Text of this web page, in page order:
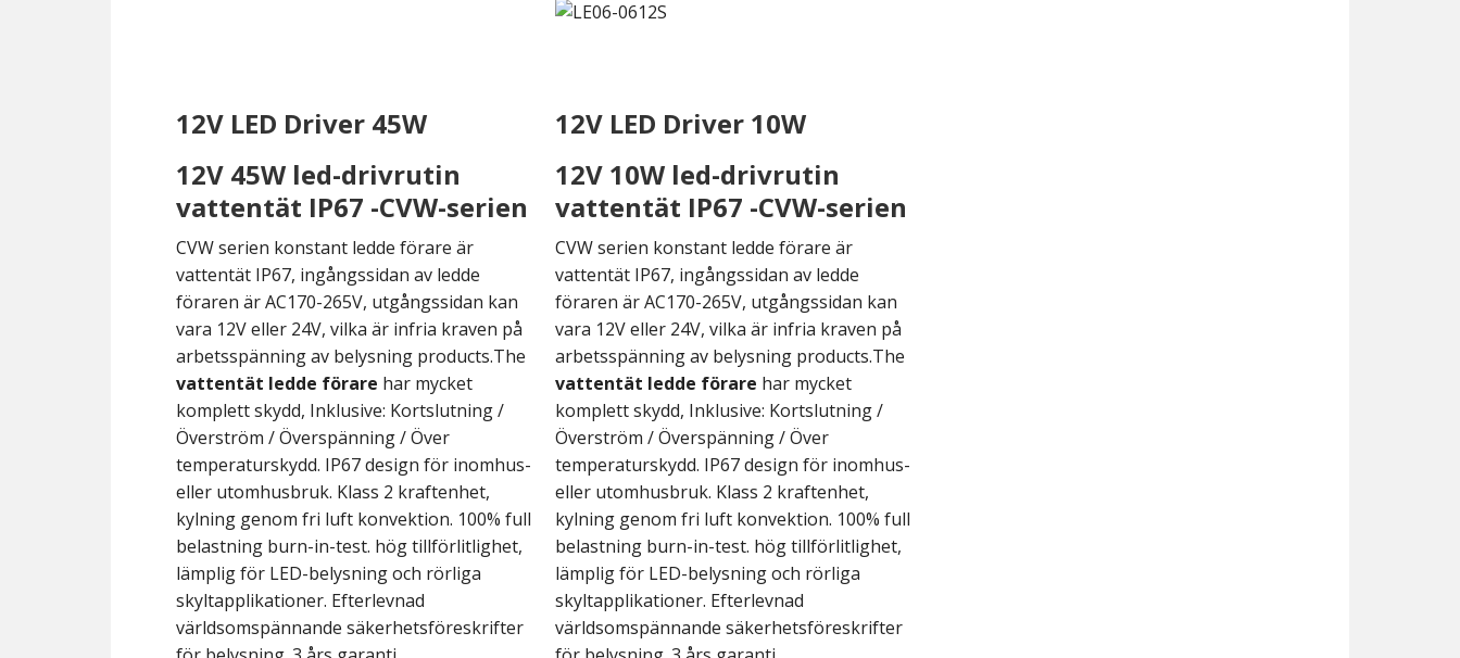
12V LED Driver 45W
12V 45W led-drivrutin
vattentät IP67 -CVW-serien
CVW serien konstant ledde förare är
vattentät IP67, ingångssidan av ledde
föraren är AC170-265V, utgångssidan kan
vara 12V eller 24V, vilka är infria kraven på
arbetsspänning av belysning products.The
vattentät ledde förare har mycket
komplett skydd, Inklusive: Kortslutning /
Överström / Överspänning / Över
temperaturskydd. IP67 design för inomhus-
eller utomhusbruk. Klass 2 kraftenhet,
kylning genom fri luft konvektion. 100% full
belastning burn-in-test. hög tillförlitlighet,
lämplig för LED-belysning och rörliga
skyltapplikationer. Efterlevnad
världsomspännande säkerhetsföreskrifter
12V LED Driver 10W
12V 10W led-drivrutin
vattentät IP67 -CVW-serien
CVW serien konstant ledde förare är
vattentät IP67, ingångssidan av ledde
föraren är AC170-265V, utgångssidan kan
vara 12V eller 24V, vilka är infria kraven på
arbetsspänning av belysning products.The
vattentät ledde förare har mycket
komplett skydd, Inklusive: Kortslutning /
Överström / Överspänning / Över
temperaturskydd. IP67 design för inomhus-
eller utomhusbruk. Klass 2 kraftenhet,
kylning genom fri luft konvektion. 100% full
belastning burn-in-test. hög tillförlitlighet,
lämplig för LED-belysning och rörliga
skyltapplikationer. Efterlevnad
världsomspännande säkerhetsföreskrifter